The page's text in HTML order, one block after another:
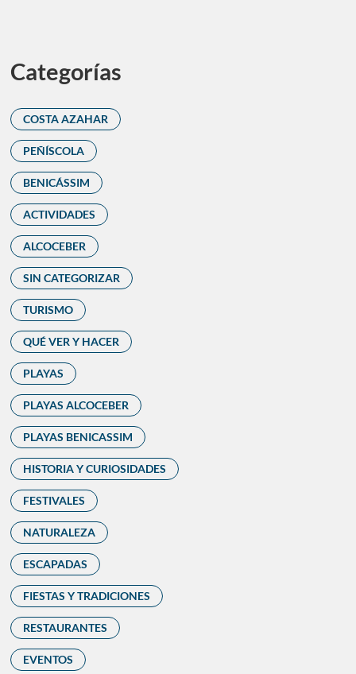
Categorías
COSTA AZAHAR
PEÑÍSCOLA
BENICÁSSIM
ACTIVIDADES
ALCOCEBER
SIN CATEGORIZAR
TURISMO
QUÉ VER Y HACER
PLAYAS
PLAYAS ALCOCEBER
PLAYAS BENICASSIM
HISTORIA Y CURIOSIDADES
FESTIVALES
NATURALEZA
ESCAPADAS
FIESTAS Y TRADICIONES
RESTAURANTES
EVENTOS